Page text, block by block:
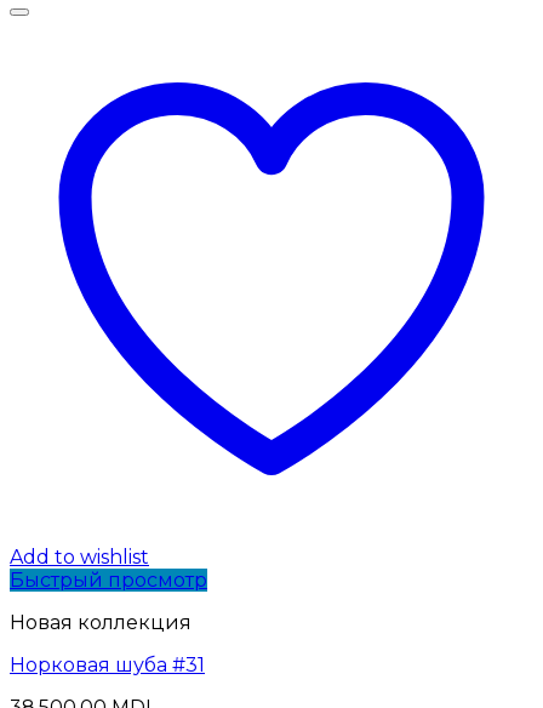
Add to wishlist
Быстрый просмотр
Новая коллекция
Норковая шуба #31